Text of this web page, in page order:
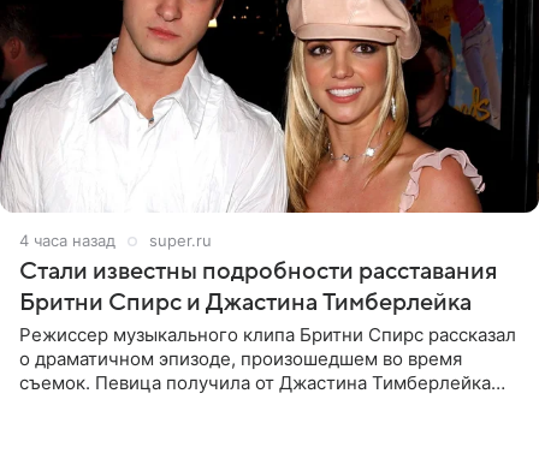
4 часа назад super.ru
Стали известны подробности расставания
Бритни Спирс и Джастина Тимберлейка
Режиссер музыкального клипа Бритни Спирс рассказал
о драматичном эпизоде, произошедшем во время
съемок. Певица получила от Джастина Тимберлейка